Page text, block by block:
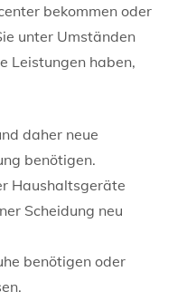
bekommen oder
unter Umständen
Leistungen haben,
daher neue
benötigen.
Haushaltsgeräte
Scheidung neu
benötigen oder